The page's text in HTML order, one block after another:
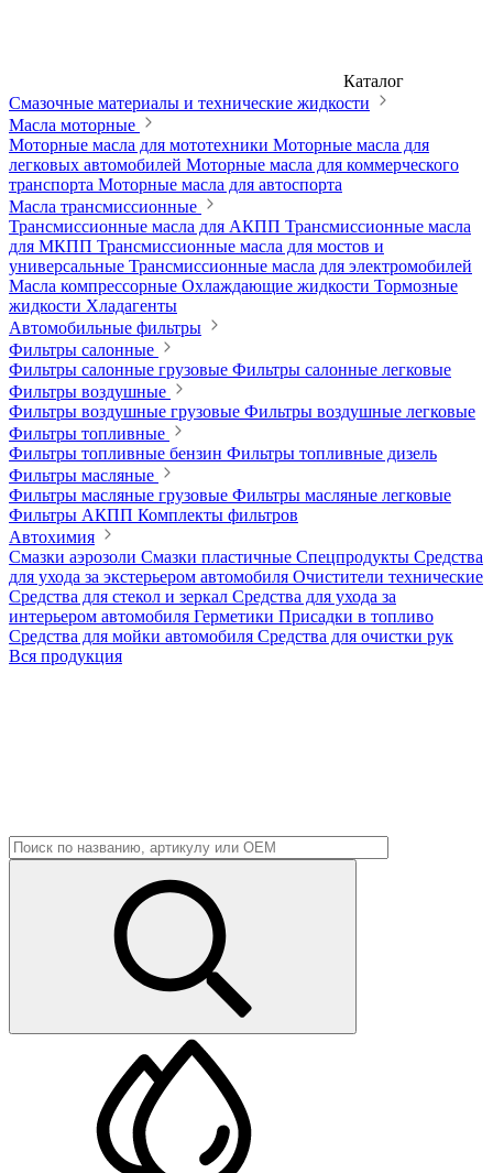
Каталог
Смазочные материалы и технические жидкости
Масла моторные
Моторные масла для мототехники Моторные масла для
легковых автомобилей Моторные масла для коммерческого
транспорта Моторные масла для автоспорта
Масла трансмиссионные
Трансмиссионные масла для АКПП Трансмиссионные масла
для МКПП Трансмиссионные масла для мостов и
универсальные Трансмиссионные масла для электромобилей
Масла компрессорные Охлаждающие жидкости Тормозные
жидкости Хладагенты
Автомобильные фильтры
Фильтры салонные
Фильтры салонные грузовые Фильтры салонные легковые
Фильтры воздушные
Фильтры воздушные грузовые Фильтры воздушные легковые
Фильтры топливные
Фильтры топливные бензин Фильтры топливные дизель
Фильтры масляные
Фильтры масляные грузовые Фильтры масляные легковые
Фильтры АКПП Комплекты фильтров
Автохимия
Смазки аэрозоли Смазки пластичные Спецпродукты Средства
для ухода за экстерьером автомобиля Очистители технические
Средства для стекол и зеркал Средства для ухода за
интерьером автомобиля Герметики Присадки в топливо
Средства для мойки автомобиля Средства для очистки рук
Вся продукция